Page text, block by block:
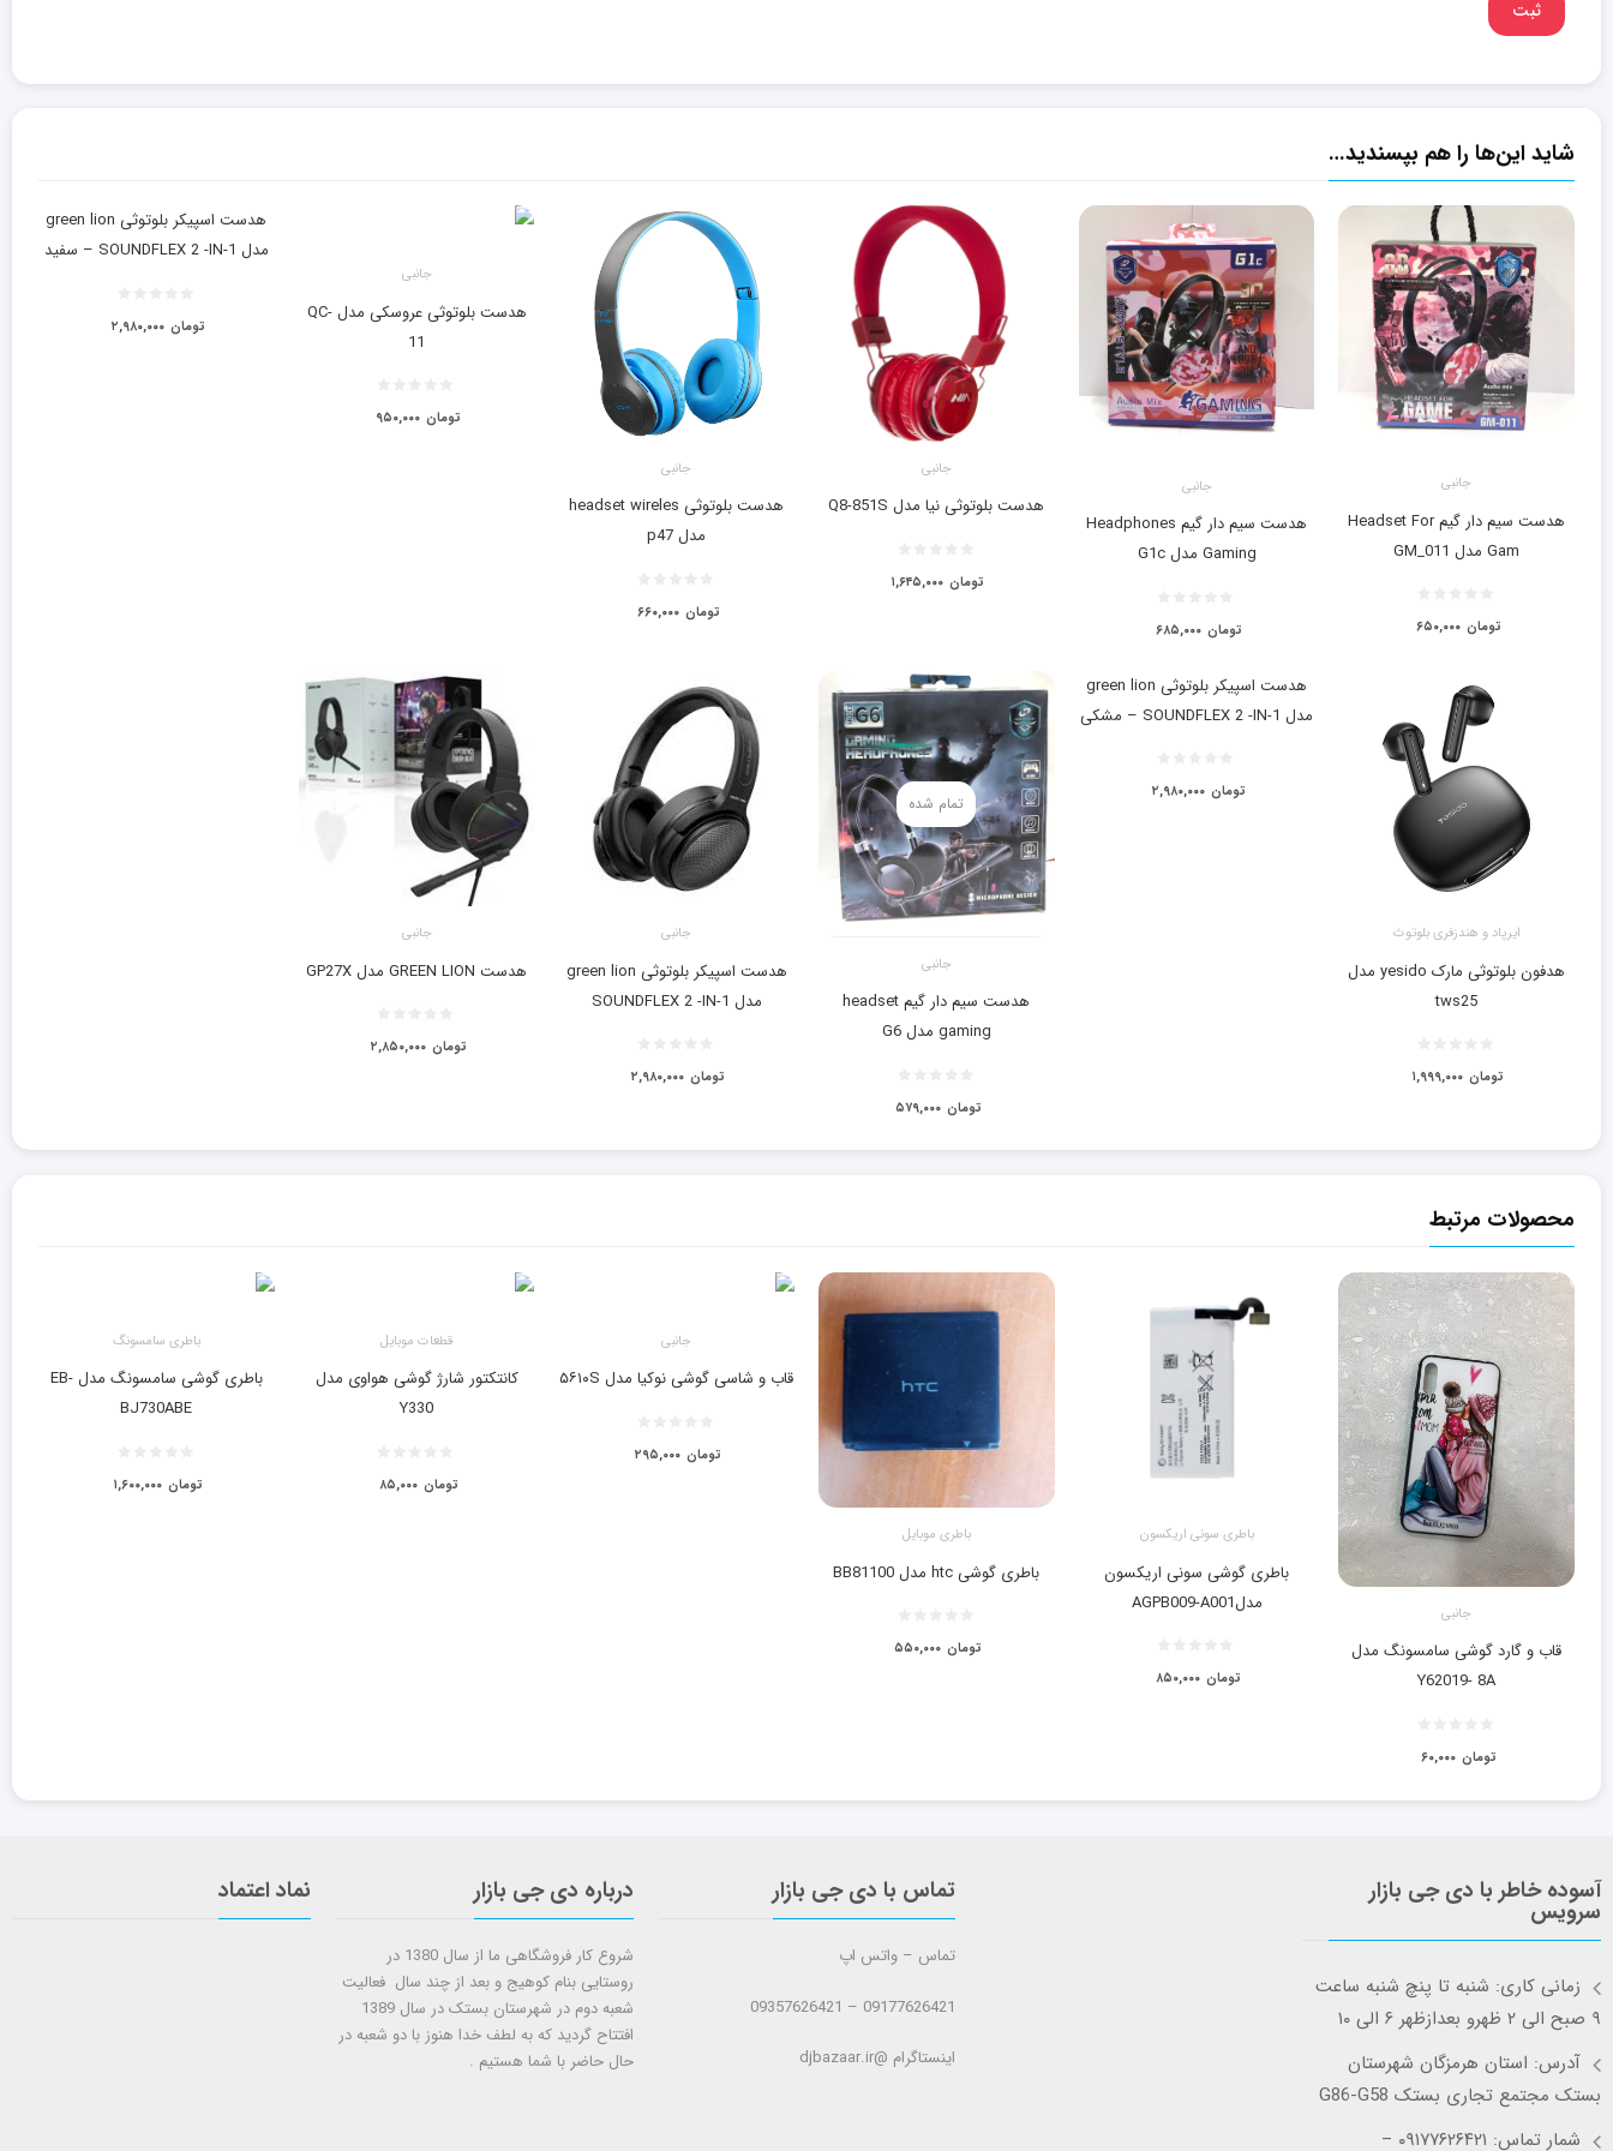
شاید این‌ها را هم بپسندید…
جانبی
هدست سیم دار گیم Headset For
Gam مدل GM_011
۶۵۰,۰۰۰ تومان
جانبی
هدست سیم دار گیم Headphones
Gaming مدل G1c
۶۸۵,۰۰۰ تومان
جانبی
هدست بلوتوثی نیا مدل Q8-851S
۱,۶۴۵,۰۰۰ تومان
جانبی
هدست بلوتوثی headset wireles
مدل p47
۶۶۰,۰۰۰ تومان
جانبی
هدست بلوتوثی عروسکی مدل QC-
11
۹۵۰,۰۰۰ تومان
هدست اسپیکر بلوتوثی green lion
مدل SOUNDFLEX 2 -IN-1 – سفید
۲,۹۸۰,۰۰۰ تومان
ایرپاد و هندزفری بلوتوث
هدفون بلوتوثی مارک yesido مدل
tws25
۱,۹۹۹,۰۰۰ تومان
هدست اسپیکر بلوتوثی green lion
مدل SOUNDFLEX 2 -IN-1 – مشکی
۲,۹۸۰,۰۰۰ تومان تمام شده
جانبی
هدست سیم دار گیم headset
gaming مدل G6
۵۷۹,۰۰۰ تومان
جانبی
هدست اسپیکر بلوتوثی green lion
مدل SOUNDFLEX 2 -IN-1
۲,۹۸۰,۰۰۰ تومان
جانبی
هدست GREEN LION مدل GP27X
۲,۸۵۰,۰۰۰ تومان
محصولات مرتبط
جانبی
قاب و گارد گوشی سامسونگ مدل
Y62019- 8A
۶۰,۰۰۰ تومان
باطری سونی اریکسون
باطری گوشی سونی اریکسون
مدلAGPB009-A001
۸۵۰,۰۰۰ تومان
باطری موبایل
باطری گوشی htc مدل BB81100
۵۵۰,۰۰۰ تومان
جانبی
قاب و شاسی گوشی نوکیا مدل ۵۶۱۰S
۲۹۵,۰۰۰ تومان
قطعات موبایل
کانتکتور شارژ گوشی هواوی مدل
Y330
۸۵,۰۰۰ تومان
باطری سامسونگ
باطری گوشی سامسونگ مدل EB-
BJ730ABE
۱,۶۰۰,۰۰۰ تومان
آسوده خاطر با دی جی بازار
سرویس
زمانی کاری: شنبه تا پنچ شنبه ساعت
۹ صبح الی ۲ ظهرو بعدازظهر ۶ الی ۱۰
آدرس: استان هرمزگان شهرستان
بستک مجتمع تجاری بستک G86-G58
شمار تماس: ۰۹۱۷۷۶۲۶۴۲۱ –
تماس با دی جی بازار
تماس – واتس اپ
09177626421 – 09357626421
اینستاگرام @djbazaar.ir
درباره دی جی بازار
شروع کار فروشگاهی ما از سال 1380 در
روستایی بنام کوهیج و بعد از چند سال فعالیت
شعبه دوم در شهرستان بستک در سال 1389
افتتاح گردید که به لطف خدا هنوز با دو شعبه در
حال حاضر با شما هستيم .
نماد اعتماد